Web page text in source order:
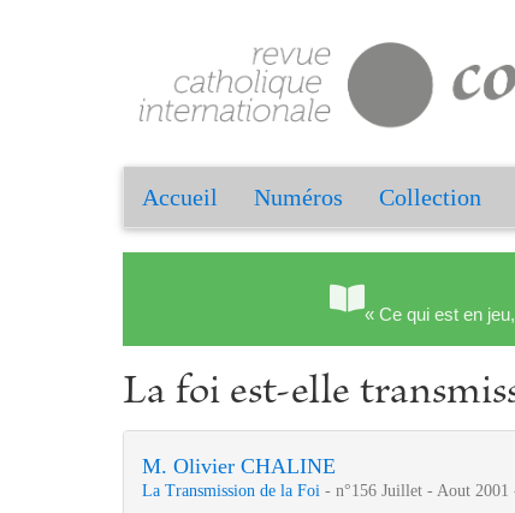
Accueil Numéros Collection
« Ce qui est en
La foi est-elle
M. Olivier CHALINE
La Transmission de la Foi - n°156 Juillet - Aout 2001